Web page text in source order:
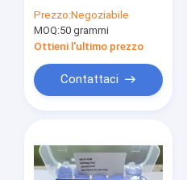
per l'anti-
invecchiamento
Prezzo:Negoziabile
MOQ:50 grammi
Ottieni l'ultimo prezzo
Contattaci